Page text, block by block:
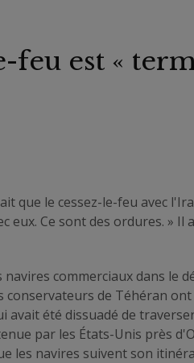
feu est «
que le cessez-le-feu avec
eux. Ce sont des ordures. » Il
commerciaux dans le
conservateurs de Téhéran ont
avait été dissuadé de
par les États-Unis près
les navires suivent son